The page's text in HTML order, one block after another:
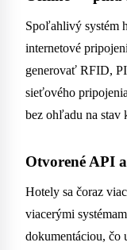
Spoľahlivý systém
internetové
generovať RFID,
sieťového
bez ohľadu na stav
Otvorené API
Hotely sa čoraz
viacerými
dokumentáciou, čo